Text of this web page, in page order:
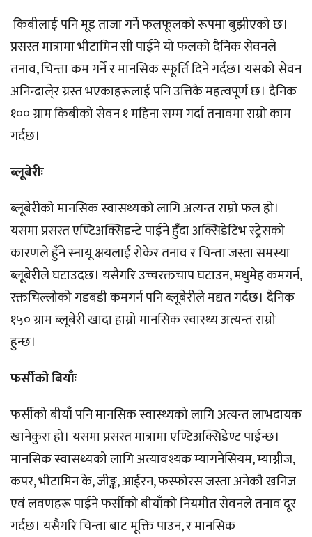
किबीलाई पनि मूड ताजा गर्ने फलफूलको रूपमा बुझीएको छ।
प्रसस्त मात्रामा भीटामिन सी पाईने यो फलको दैनिक सेवनले
तनाव, चिन्ता कम गर्ने र मानसिक स्फूर्ति दिने गर्दछ। यसको सेवन
अनिन्दाले्र ग्रस्त भएकाहरूलाई पनि उत्तिकै महत्वपूर्ण छ। दैनिक
१०० ग्राम किबीको सेवन १ महिना सम्म गर्दा तनावमा राम्रो काम
गर्दछ।
ब्लूबेरीः
ब्लूबेरीको मानसिक स्वासथ्यको लागि अत्यन्त राम्रो फल हो।
यसमा प्रसस्त एण्टिअक्सिडन्टे पाईने हुँदा अक्सिडेटिभ स्ट्रेसको
कारणले हुँने स्नायू क्षयलाई रोकेर तनाव र चिन्ता जस्ता समस्या
ब्लूबेरीले घटाउदछ। यसैगरि उच्चरक्तचाप घटाउन, मधुमेह कमगर्न,
रक्तचिल्लोको गडबडी कमगर्न पनि ब्लूबेरीले मद्यत गर्दछ। दैनिक
१५० ग्राम ब्लूबेरी खादा हाम्रो मानसिक स्वास्थ्य अत्यन्त राम्रो
हुन्छ।
फर्सीको बियाँः
फर्सीको बीयाँ पनि मानसिक स्वास्थ्यको लागि अत्यन्त लाभदायक
खानेकुरा हो। यसमा प्रसस्त मात्रामा एण्टिअक्सिडेण्ट पाईन्छ।
मानसिक स्वासथ्यको लागि अत्यावश्यक म्यागनेसियम, म्याग्नीज,
कपर, भीटामिन के, जीङ्क, आईरन, फस्फोरस जस्ता अनेकौ खनिज
एवं लवणहरू पाईने फर्सीको बीयाँको नियमीत सेवनले तनाव दूर
गर्दछ। यसैगरि चिन्ता बाट मूक्ति पाउन, र मानसिक